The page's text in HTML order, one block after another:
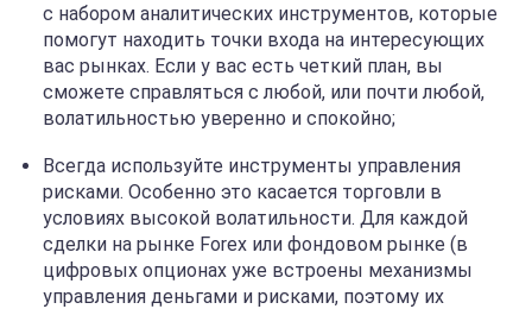
с набором аналитических инструментов, которые
помогут находить точки входа на интересующих
вас рынках. Если у вас есть четкий план, вы
сможете справляться с любой, или почти любой,
волатильностью уверенно и спокойно;
Всегда используйте инструменты управления
рисками. Особенно это касается торговли в
условиях высокой волатильности. Для каждой
сделки на рынке Forex или фондовом рынке (в
цифровых опционах уже встроены механизмы
управления деньгами и рисками, поэтому их